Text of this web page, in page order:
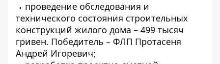
проведение обследования и
технического состояния строительных
конструкций жилого дома – 499 тысяч
гривен. Победитель – ФЛП Протасеня
Андрей Игоревич;